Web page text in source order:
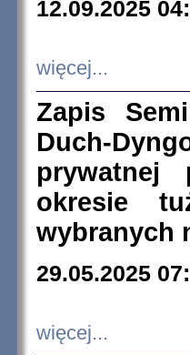
12.09.2025
więcej...
Zapis
Duch-
prywatnej
okresie
wybranych
29.05.2025
więcej...